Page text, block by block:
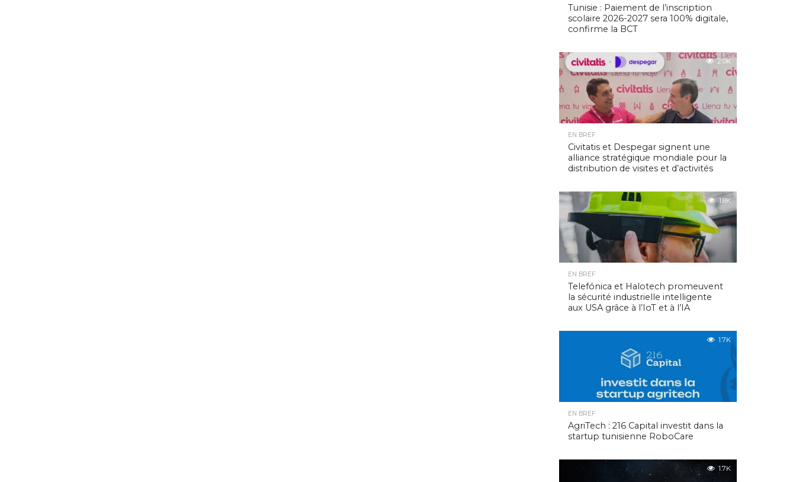
Tunisie : Paiement de l’inscription
scolaire 2026-2027 sera 100% digitale,
confirme la BCT
2.0K
EN BREF
Civitatis et Despegar signent une
alliance stratégique mondiale pour la
distribution de visites et d’activités
1.8K
EN BREF
Telefónica et Halotech promeuvent
la sécurité industrielle intelligente
aux USA grâce à l’IoT et à l’IA
1.7K
EN BREF
AgriTech : 216 Capital investit dans la
startup tunisienne RoboCare
1.7K